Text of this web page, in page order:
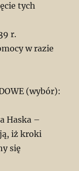
tych
r.
w razie
(wybór):
Haska –
iż kroki
się